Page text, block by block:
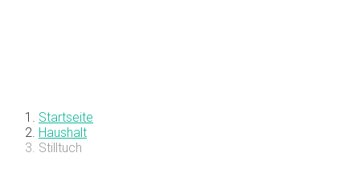
Startseite
Haushalt
Stilltuch